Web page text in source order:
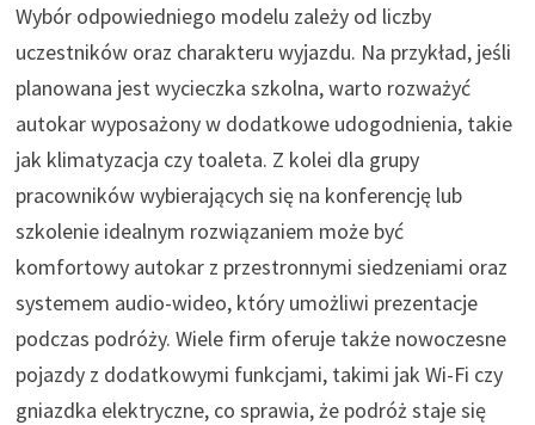
Wybór odpowiedniego modelu zależy od liczby
uczestników oraz charakteru wyjazdu. Na przykład, jeśli
planowana jest wycieczka szkolna, warto rozważyć
autokar wyposażony w dodatkowe udogodnienia, takie
jak klimatyzacja czy toaleta. Z kolei dla grupy
pracowników wybierających się na konferencję lub
szkolenie idealnym rozwiązaniem może być
komfortowy autokar z przestronnymi siedzeniami oraz
systemem audio-wideo, który umożliwi prezentacje
podczas podróży. Wiele firm oferuje także nowoczesne
pojazdy z dodatkowymi funkcjami, takimi jak Wi-Fi czy
gniazdka elektryczne, co sprawia, że podróż staje się